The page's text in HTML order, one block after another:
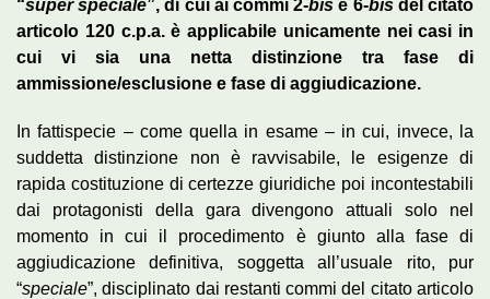
“super speciale”, di cui ai commi 2-bis e 6-bisdel citato
articolo 120 c.p.a. è applicabile unicamente nei casi in
cui vi sia una netta distinzione tra fase di
ammissione/esclusione e fase di aggiudicazione.
In fattispecie – come quella in esame – in cui, invece, la
suddetta distinzione non è ravvisabile, le esigenze di
rapida costituzione di certezze giuridiche poi incontestabili
dai protagonisti della gara divengono attuali solo nel
momento in cui il procedimento è giunto alla fase di
aggiudicazione definitiva, soggetta all’usuale rito, pur
“speciale”, disciplinato dai restanti commi del citato articolo